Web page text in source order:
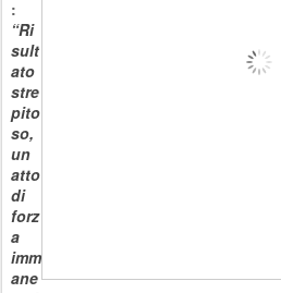
:
“Ri
sult
ato
stre
pito
so,
un
atto
di
forz
a
imm
ane